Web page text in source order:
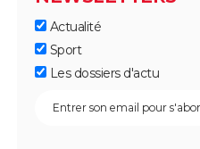
Actualité
Sport
Les dossiers d'actu